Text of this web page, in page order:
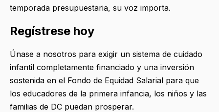
temporada presupuestaria, su voz importa.
Regístrese hoy
Únase a nosotros para exigir un sistema de cuidado
infantil completamente financiado y una inversión
sostenida en el Fondo de Equidad Salarial para que
los educadores de la primera infancia, los niños y las
familias de DC puedan prosperar.